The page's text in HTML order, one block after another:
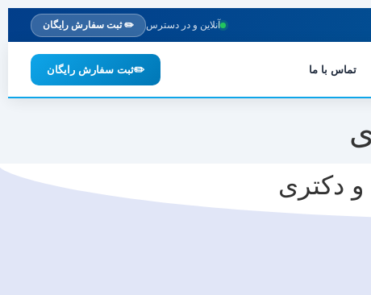
آنلاین و در دسترس ✏️ ثبت سفارش رایگان
تماس با ما ✏️ثبت سفارش رایگان
و دکتری